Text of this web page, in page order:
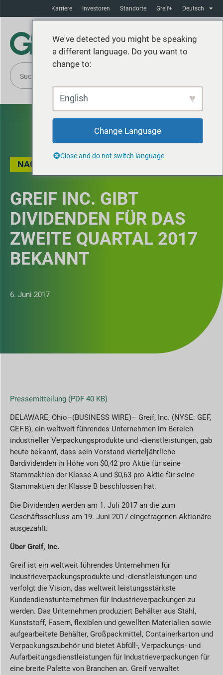
Karriere Investoren Standorte Greif+ Deutsch
NACHRICHT
GREIF INC. GIBT
DIVIDENDEN FÜR DAS
ZWEITE QUARTAL 2017
BEKANNT
6. Juni 2017
Pressemitteilung (PDF 40 KB)
DELAWARE, Ohio–(BUSINESS WIRE)– Greif, Inc. (NYSE: GEF,
GEF.B), ein weltweit führendes Unternehmen im Bereich
industrieller Verpackungsprodukte und -dienstleistungen, gab
heute bekannt, dass sein Vorstand vierteljährliche
Bardividenden in Höhe von $0,42 pro Aktie für seine
Stammaktien der Klasse A und $0,63 pro Aktie für seine
Stammaktien der Klasse B beschlossen hat.
Die Dividenden werden am 1. Juli 2017 an die zum
Geschäftsschluss am 19. Juni 2017 eingetragenen Aktionäre
ausgezahlt.
Über Greif, Inc.
Greif ist ein weltweit führendes Unternehmen für
Industrieverpackungsprodukte und -dienstleistungen und
verfolgt die Vision, das weltweit leistungsstärkste
Kundendienstunternehmen für Industrieverpackungen zu
werden. Das Unternehmen produziert Behälter aus Stahl,
Kunststoff, Fasern, flexiblen und gewellten Materialien sowie
aufgearbeitete Behälter, Großpackmittel, Containerkarton und
Verpackungszubehör und bietet Abfüll-, Verpackungs- und
Aufarbeitungsdienstleistungen für Industrieverpackungen für
eine breite Palette von Branchen an. Greif verwaltet
We've detected you might be speaking
a different language. Do you want to
change to:
English
Change Language
Close and do not switch language